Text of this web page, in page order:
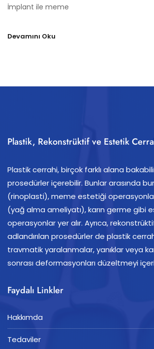
İmplant ile meme
Devamını Oku
Plastik, Rekonstrüktif ve Estetik
Plastik cerrahi, birçok farklı alana
prosedürler içerebilir. Bunlar arasında
(rinoplasti), meme estetiği
(yağ alma ameliyatı), karın germe gibi
operasyonlar yer alır. Ayrıca,
adlandırılan prosedürler de plastik
travmatik yaralanmalar, yanıklar veya
sonrası deformasyonları düzeltmeyi
Faydalı Linkler
Hakkımda
Tedaviler